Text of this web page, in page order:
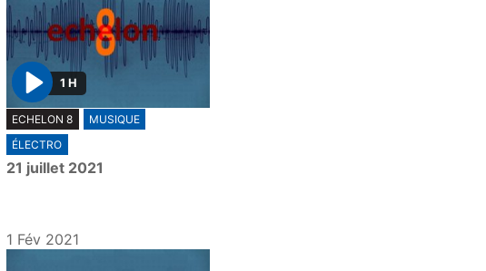
P
l
a
y
1 H
ECHELON 8
MUSIQUE
ÉLECTRO
21 juillet 2021
1 Fév 2021